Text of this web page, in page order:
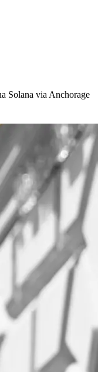
Solana via Anchorage